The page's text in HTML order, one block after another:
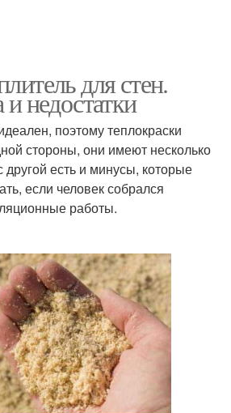
для стен.
недостатки
поэтому теплокраски
стороны, они имеют несколько
есть и минусы, которые
если человек собрался
работы.